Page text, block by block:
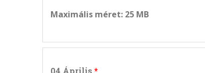
Maximális méret: 25 MB
04 Április